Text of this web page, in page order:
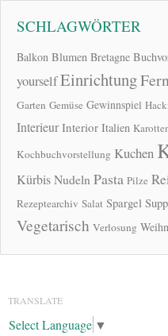
SCHLAGWÖRTER
Balkon Blumen Bretagne
yourselfEinrichtung
Garten Gemüse Gewinnspiel
Interieur Interior Italien
Kochbuchvorstellung Kuchen
KürbisNudeln Pasta Pilze
Rezeptearchiv Salat Spargel
Vegetarisch Verlosung
TRANSLATE
Select Language ▼